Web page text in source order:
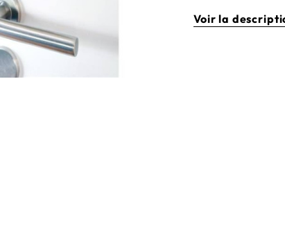
Voir la